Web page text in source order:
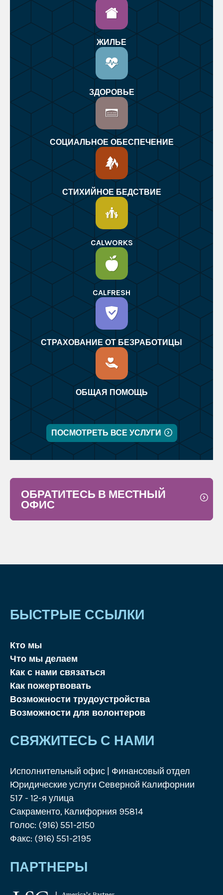
ЖИЛЬЕ
ЗДОРОВЬЕ
СОЦИАЛЬНОЕ ОБЕСПЕЧЕНИЕ
СТИХИЙНОЕ БЕДСТВИЕ
CALWORKS
CALFRESH
СТРАХОВАНИЕ ОТ БЕЗРАБОТИЦЫ
ОБЩАЯ ПОМОЩЬ
ПОСМОТРЕТЬ ВСЕ УСЛУГИ
ОБРАТИТЕСЬ В МЕСТНЫЙ
ОФИС
БЫСТРЫЕ ССЫЛКИ
Кто мы
Что мы делаем
Как с нами связаться
Как пожертвовать
Возможности трудоустройства
Возможности для волонтеров
СВЯЖИТЕСЬ С НАМИ
Исполнительный офис | Финансовый отдел
Юридические услуги Северной Калифорнии
517 - 12-я улица
Сакраменто, Калифорния 95814
Голос: (916) 551-2150
Факс: (916) 551-2195
ПАРТНЕРЫ